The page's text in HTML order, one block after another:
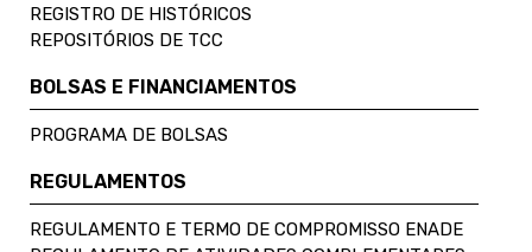
REGISTRO DE HISTÓRICOS
REPOSITÓRIOS DE TCC
BOLSAS E FINANCIAMENTOS
PROGRAMA DE BOLSAS
REGULAMENTOS
REGULAMENTO E TERMO DE COMPROMISSO ENADE